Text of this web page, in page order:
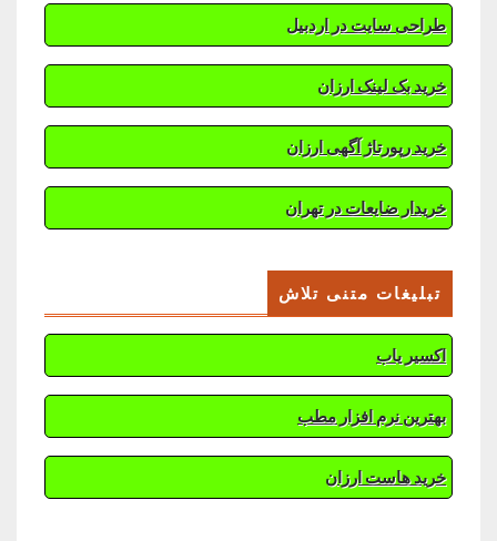
طراحی سایت در اردبیل
خرید بک لینک ارزان
خرید رپورتاژ آگهی ارزان
خریدار ضایعات در تهران
تبلیغات متنی تلاش
اکسیر یاب
بهترین نرم افزار مطب
خرید هاست ارزان